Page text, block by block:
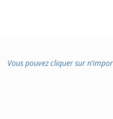
Vous pouvez cliquer sur